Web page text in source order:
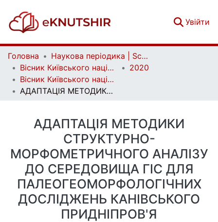
Увійти
Головна
Наукова періодика | Scientific periodicals
Вісник Київського національного університету імені Тараса Шевченка. Геологія | Visnyk of Taras Shevchenko National University of Kyiv. Geology
2020
Вісник Київського національного університету імені Тараса Шевченка. Геологія. 2(89)
АДАПТАЦІЯ МЕТОДИКИ СТРУКТУРНО-МОРФОМЕТРИЧНОГО АНАЛІЗУ ДО СЕРЕДОВИЩА ГІС ДЛЯ ПАЛЕОГЕОМОРФОЛОГІЧНИХ ДОСЛІДЖЕНЬ КАНІВСЬКОГО ПРИДНІПРОВ'Я
АДАПТАЦІЯ МЕТОДИКИ
СТРУКТУРНО-
МОРФОМЕТРИЧНОГО АНАЛІЗУ
ДО СЕРЕДОВИЩА ГІС ДЛЯ
ПАЛЕОГЕОМОРФОЛОГІЧНИХ
ДОСЛІДЖЕНЬ КАНІВСЬКОГО
ПРИДНІПРОВ'Я